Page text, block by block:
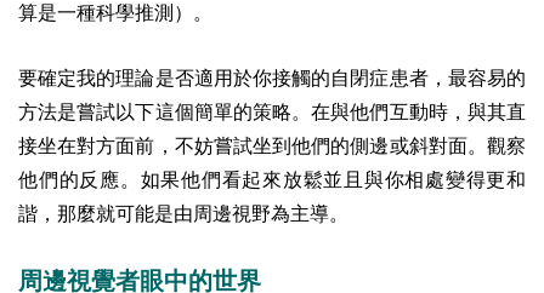
算是一種科學推測）。
要確定我的理論是否適用於你接觸的自閉症患者，最容易的
方法是嘗試以下這個簡單的策略。在與他們互動時，與其直
接坐在對方面前，不妨嘗試坐到他們的側邊或斜對面。觀察
他們的反應。如果他們看起來放鬆並且與你相處變得更和
諧，那麼就可能是由周邊視野為主導。
周邊視覺者眼中的世界